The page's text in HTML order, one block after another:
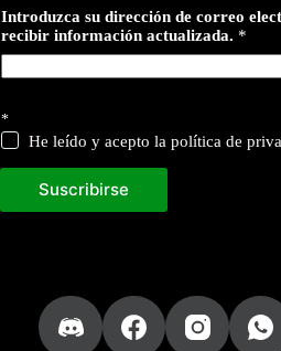
Introduzca su dirección de correo
recibir información actualizada. *
*
He leído y acepto la política de
Suscribirse